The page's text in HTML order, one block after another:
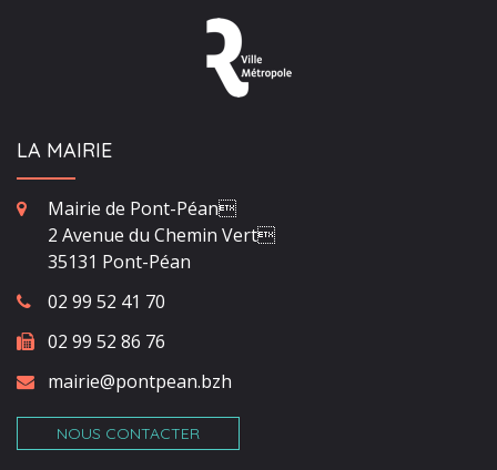
LA MAIRIE
Mairie de Pont-Péan
2 Avenue du Chemin Vert
35131 Pont-Péan
02 99 52 41 70
02 99 52 86 76
mairie@pontpean.bzh
NOUS CONTACTER